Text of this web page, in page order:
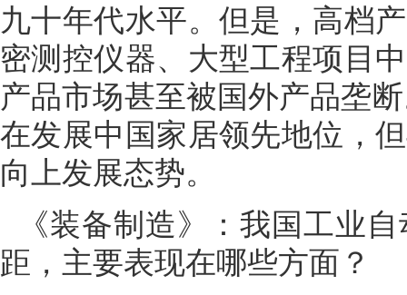
九十年代水平。但是，高档
密测控仪器、大型工程项目
产品市场甚至被国外产品垄
在发展中国家居领先地位，
向上发展态势。
《装备制造》：我国工业
距，主要表现在哪些方面？